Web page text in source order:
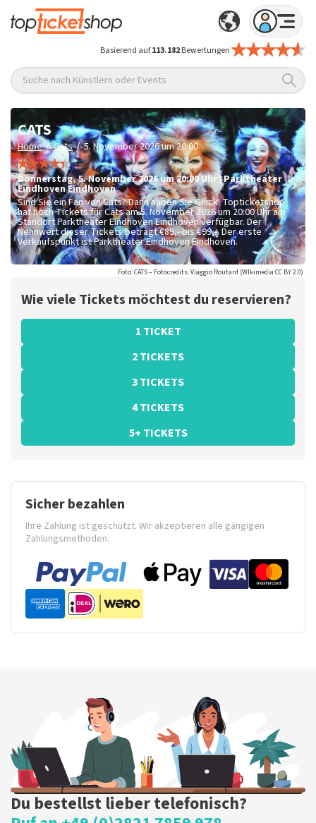
Basierend auf113.182Bewertungen
Suche nach Künstlern oder Events
CATS
Home / Cats / 5. November 2026 um 20:00
Donnerstag,5. November 2026 um 20:00Uhr |Parktheater
EindhovenEindhoven
Sind Sie ein Fan von Cats? Dann haben Sie Glück! Topticketshop
hat noch Tickets für Cats am 5. November 2026 um 20:00 Uhr am
Standort Parktheater Eindhoven Eindhoven verfügbar. Der
Nennwert dieser Tickets beträgt€89,- bis €99,-. Der erste
Verkaufspunkt ist Parktheater Eindhoven Eindhoven.
Foto: CATS – Fotocredits: Viaggio Routard (WIkimedia CC BY 2.0)
Wie viele Tickets möchtest du reservieren?
1 TICKET
2 TICKETS
3 TICKETS
4 TICKETS
5+ TICKETS
Sicher bezahlen
Ihre Zahlung ist geschützt. Wir akzeptieren alle gängigen
Zahlungsmethoden.
Du bestellst lieber telefonisch?